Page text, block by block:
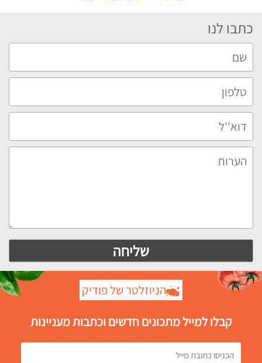
כתבו לנו
הניוזלטר של פודיק
קבלו למייל מתכונים חדשים וכתבות מעניינות